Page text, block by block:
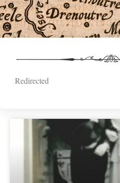
Redirected